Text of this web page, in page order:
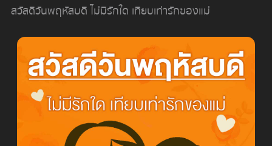
สวัสดีวันพฤหัสบดี ไม่มีรักใด เทียบเท่ารักของแม่